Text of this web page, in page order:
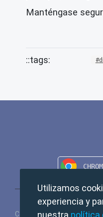
Manténgase
Copyright © 2024
Utilizamos
experiencia y
nuestra política